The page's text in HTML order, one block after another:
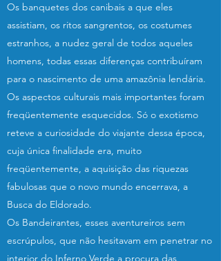
Os banquetes dos canibais a que eles
assistiam, os ritos sangrentos, os costumes
estranhos, a nudez geral de todos aqueles
homens, todas essas diferenças contribuíram
para o nascimento de uma amazônia lendária.
Os aspectos culturais mais importantes foram
freqüentemente esquecidos. Só o exotismo
reteve a curiosidade do viajante dessa época,
cuja única finalidade era, muito
freqüentemente, a aquisição das riquezas
fabulosas que o novo mundo encerrava, a
Busca do Eldorado.
Os Bandeirantes, esses aventureiros sem
escrúpulos, que não hesitavam em penetrar no
interior do Inferno Verde a procura das